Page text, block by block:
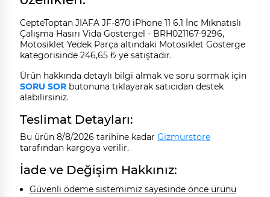
CepteToptan JIAFA JF-870 iPhone 11 6.1 İnc Mıknatıslı
Çalışma Hasırı Vida Gostergel - BRH021167-9296,
Motosiklet Yedek Parça altındaki Motosiklet Gösterge
kategorisinde 246,65 ₺ ye satıştadır.
Ürün hakkında detaylı bilgi almak ve soru sormak için
SORU SOR butonuna tıklayarak satıcıdan destek
alabilirsiniz.
Teslimat Detayları:
Bu ürün 8/8/2026 tarihine kadar Gizmurstore
tarafından kargoya verilir.
İade ve Değişim Hakkınız:
Güvenli ödeme sistemimiz sayesinde önce ürünü